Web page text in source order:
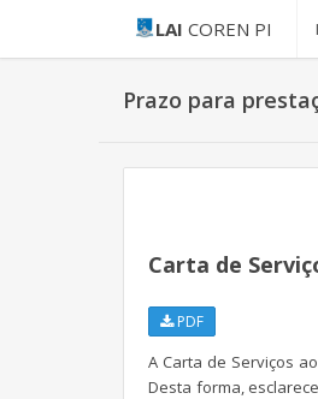
LAI COREN PI
Prazo para
Carta de
PDF
A Carta de Serviços
Desta forma,